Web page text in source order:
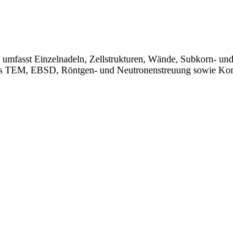
Einzelnadeln, Zellstrukturen, Wände, Subkorn-
EBSD, Röntgen- und Neutronenstreuung sowie